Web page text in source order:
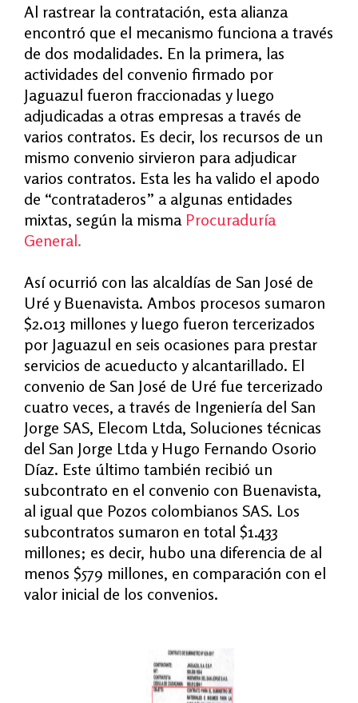
Al rastrear la contratación, esta alianza
encontró que el mecanismo funciona a través
de dos modalidades. En la primera, las
actividades del convenio firmado por
Jaguazul fueron fraccionadas y luego
adjudicadas a otras empresas a través de
varios contratos. Es decir, los recursos de un
mismo convenio sirvieron para adjudicar
varios contratos. Esta les ha valido el apodo
de “contrataderos” a algunas entidades
mixtas, según la misma Procuraduría
General.
Así ocurrió con las alcaldías de San José de
Uré y Buenavista. Ambos procesos sumaron
$2.013 millones y luego fueron tercerizados
por Jaguazul en seis ocasiones para prestar
servicios de acueducto y alcantarillado. El
convenio de San José de Uré fue tercerizado
cuatro veces, a través de Ingeniería del San
Jorge SAS, Elecom Ltda, Soluciones técnicas
del San Jorge Ltda y Hugo Fernando Osorio
Díaz. Este último también recibió un
subcontrato en el convenio con Buenavista,
al igual que Pozos colombianos SAS. Los
subcontratos sumaron en total $1.433
millones; es decir, hubo una diferencia de al
menos $579 millones, en comparación con el
valor inicial de los convenios.